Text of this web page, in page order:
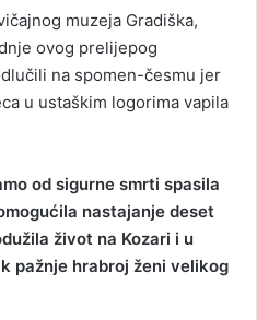
muzeja Gradiška,
ovog prelijepog
na spomen-česmu jer
u ustaškim logorima vapila
od sigurne smrti spasila
nastajanje deset
život na Kozari i u
pažnje hrabroj ženi velikog